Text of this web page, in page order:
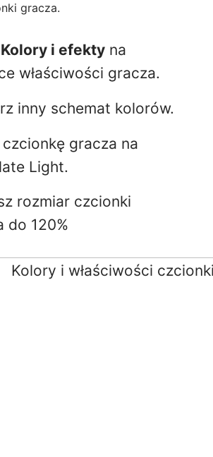
gracza.
Kolory i efekty na
właściwości gracza.
inny schemat kolorów.
czcionkę gracza na
Light.
rozmiar czcionki
do 120%